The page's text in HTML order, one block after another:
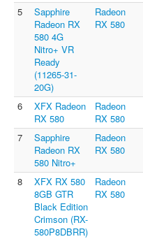
5
Sapphire
Radeon RX
580 4G
Nitro+ VR
Ready
(11265-31-
20G)
Radeon
RX 580
6
XFX Radeon
RX 580
Radeon
RX 580
7
Sapphire
Radeon RX
580 Nitro+
Radeon
RX 580
8
XFX RX 580
8GB GTR
Black Edition
Crimson (RX-
580P8DBRR)
Radeon
RX 580